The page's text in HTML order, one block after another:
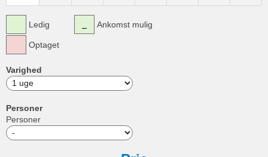
Ledig
Optaget
Ankomst mulig
Varighed
Personer
Personer